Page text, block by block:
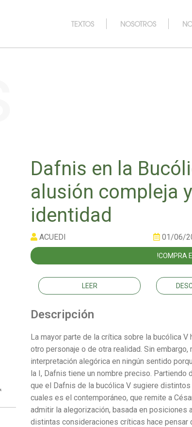
TEXTOS NOSOTROS
Dafnis en la
alusión compleja
identidad
ACUEDI 01/06/
!COMPRA
LEER
Descripción
La mayor parte de la crítica sobre la bucólica
otro personaje o de otra realidad. Sin
interpretación alegórica en ningún sentido
la I, Dafnis tiene un nombre preciso.
que el Dafnis de la bucólica V sugiere
cuales es el contemporáneo, que remite a
admitir la alegorización, basada en
distintas consideraciones críticas hace pensar